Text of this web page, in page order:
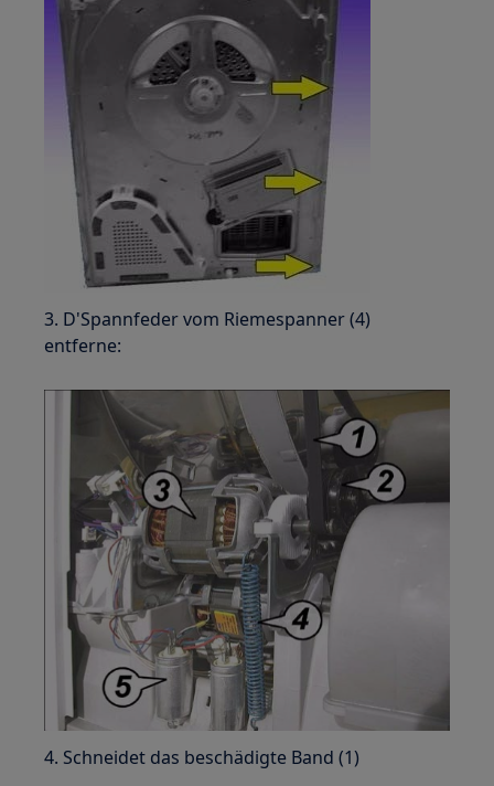
3. D'Spannfeder vom Riemespanner (4)
entferne:
4. Schneidet das beschädigte Band (1)